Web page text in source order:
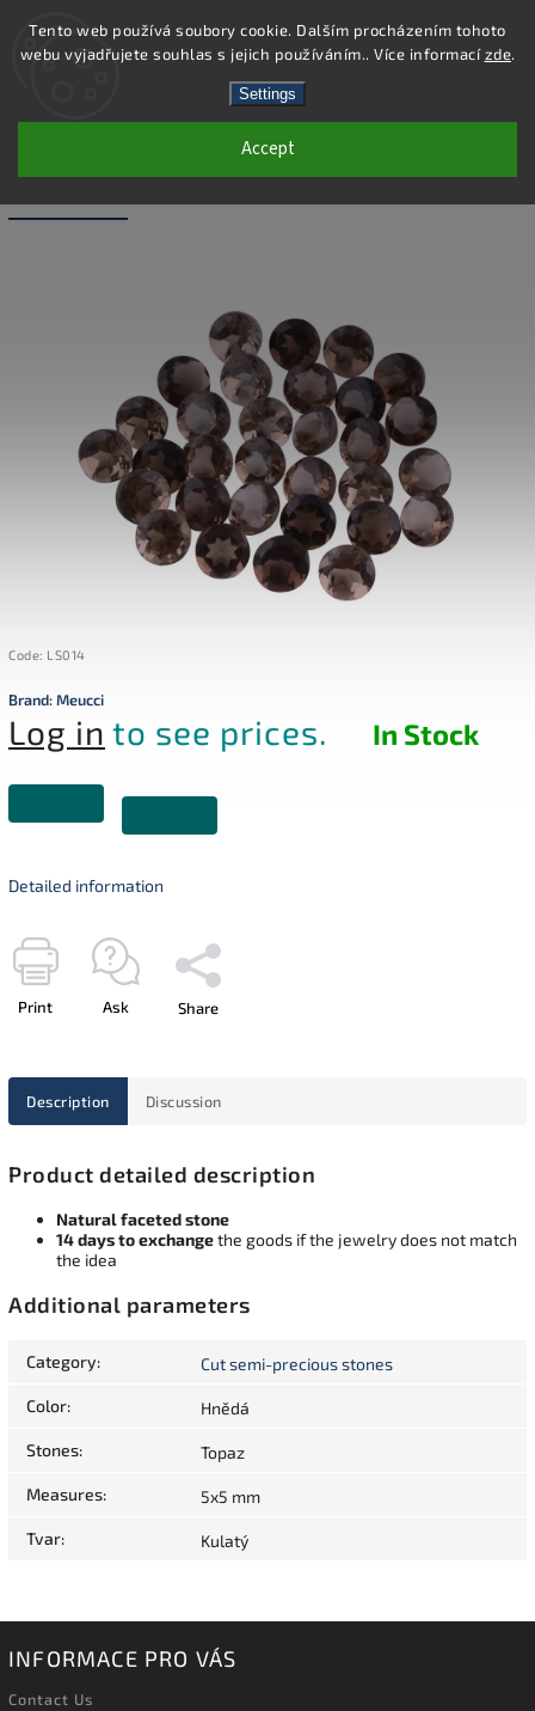
Tento web používá soubory cookie. Dalším procházením tohoto
webu vyjadřujete souhlas s jejich používáním.. Více informacízde.
Settings
Accept
Search
LS014 - TOPAZ NATURAL ROUND - 5X5
Code: LS014
Brand:Meucci
Log in to see prices. In Stock
Detailed information
Print Ask Share
Description Discussion
Product detailed description
Natural faceted stone
14 days to exchangethe goods if the jewelry does not match
the idea
Additional parameters
Category: Cut semi-precious stones
Color: Hnědá
Stones: Topaz
Measures: 5x5 mm
Tvar: Kulatý
INFORMACE PRO VÁS
Contact Us